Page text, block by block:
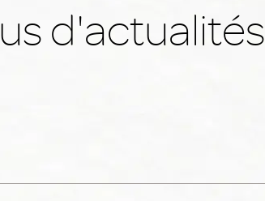
d'actualités